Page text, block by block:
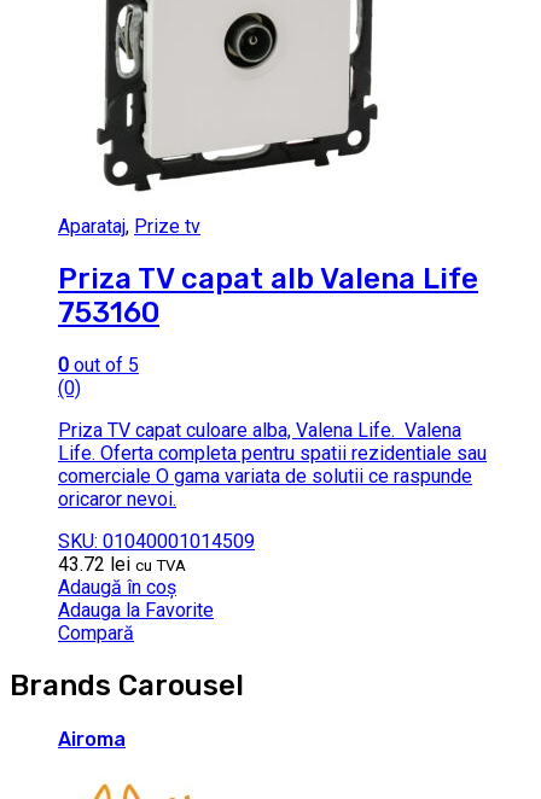
Aparataj, Prize tv
Priza TV capat alb Valena Life
753160
0 out of 5
(0)
Priza TV capat culoare alba, Valena Life. Valena
Life. Oferta completa pentru spatii rezidentiale sau
comerciale O gama variata de solutii ce raspunde
oricaror nevoi.
SKU: 01040001014509
43.72 lei cu TVA
Adaugă în coș
Adauga la Favorite
Compară
Brands Carousel
Airoma